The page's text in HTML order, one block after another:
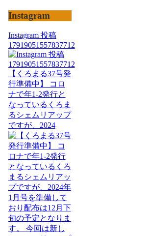
Instagram
Instagram 投稿
17919051557837712
【くろまる37号発
行準備中】 コロ
ナで年1-2発行と
なっているくろま
るシェムリアップ
ですが、2024